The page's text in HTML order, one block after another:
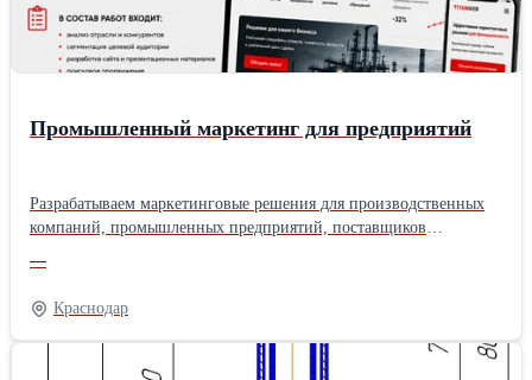
Промышленный маркетинг для предприятий
Разрабатываем маркетинговые решения для производственных
компаний, промышленных предприятий, поставщиков
длительный цикл сделки, сложность продукта и особенности
принятия решений в B2B-сегменте. В состав работ входит: •
анализ отрасли и конкурентов • сегментация целевой аудитории
• разработка сайта и презентационных материалов • поисковое
продвижение • контекстная реклама • настройка системы
—
Краснодар